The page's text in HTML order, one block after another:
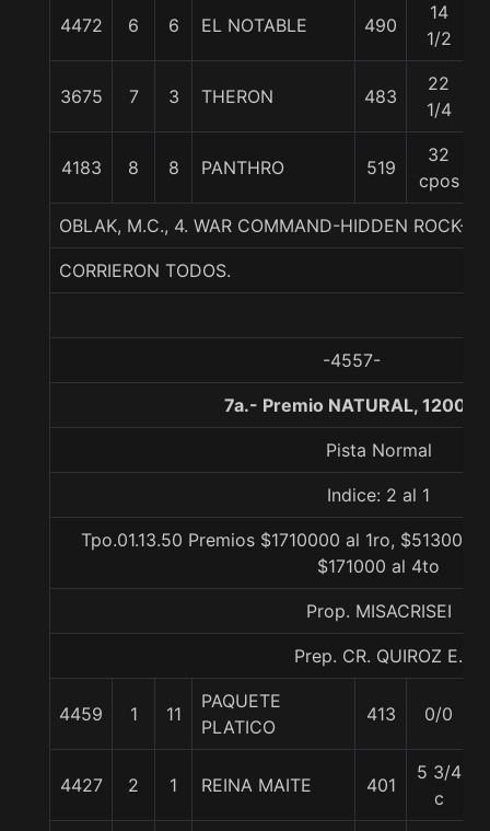
4472 6 6 EL NOTABLE 490
14
1/2
3675 7 3 THERON 483
22
1/4
4183 8 8 PANTHRO 519
32
cpos
OBLAK, M.C., 4. WAR COMMAND-HIDDEN ROCK-
CORRIERON TODOS.
-4557-
7a.- Premio NATURAL, 1200
Pista Normal
Indice: 2 al 1
Tpo.01.13.50 Premios $1710000 al 1ro,
$171000 al 4to
Prop. MISACRISEI
Prep. CR. QUIROZ E.
4459 1 11
PAQUETE
PLATICO
413 0/0
4427 2 1 REINA MAITE 401
5 3/4
c